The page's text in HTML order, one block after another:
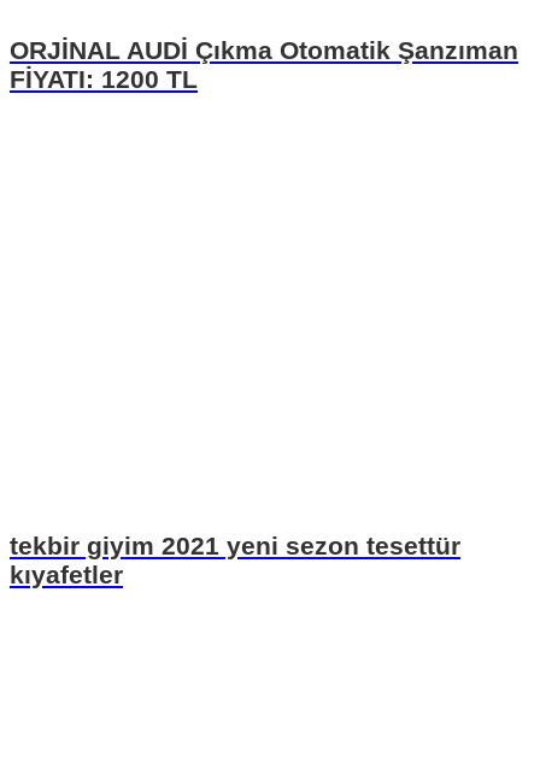
ORJİNAL AUDİ Çıkma Otomatik Şanzıman
FİYATI: 1200 TL
tekbir giyim 2021 yeni sezon tesettür
kıyafetler